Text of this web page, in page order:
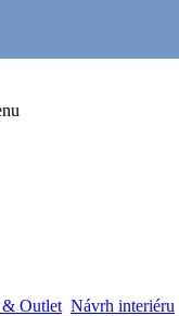
Outlet Návrh interiéru